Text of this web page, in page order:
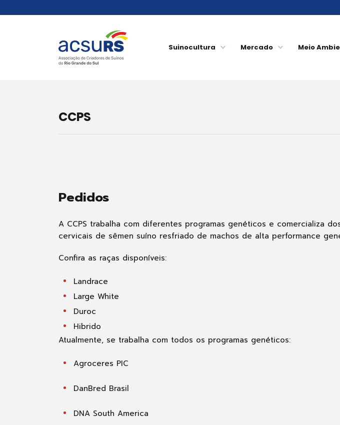
Suinocultura Mercado Meio
CCPS
Pedidos
A CCPS trabalha com diferentes programas genéticos e comercializa
cervicais de sêmen suíno resfriado de machos de alta performance
Confira as raças disponíveis:
Landrace
Large White
Duroc
Hibrido
Atualmente, se trabalha com todos os programas genéticos:
Agroceres PIC
DanBred Brasil
DNA South America